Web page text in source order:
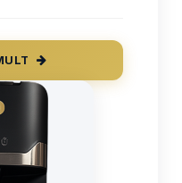
Astfel, cel mai
de o hidratare
periclitezi în
comanzi un
de 19 litri